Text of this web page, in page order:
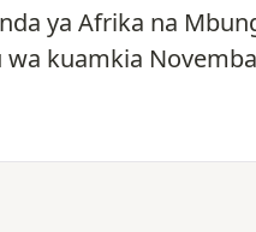
ya Afrika na
kuamkia